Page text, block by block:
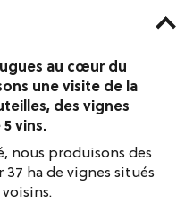
au cœur du
une visite de la
des vignes
vins.
nous produisons des
37 ha de vignes situés